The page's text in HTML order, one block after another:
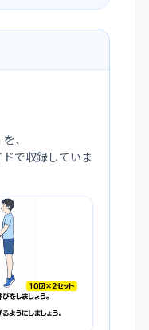
を、
で収録していま